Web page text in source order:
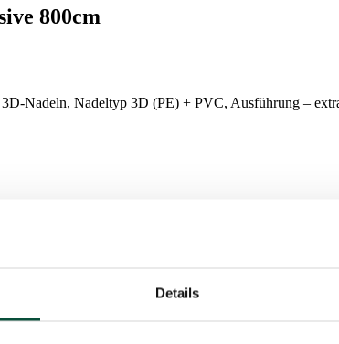
Details
800cm
Nadeln, Nadeltyp 3D (PE) + PVC, Ausführung –
extra große Version des sehr beliebten 3D Fichte
gefärbt sind. Diese exklusiven 3D-Nadeln werden
verwendet, so dass er jahrzehntelang Ihr